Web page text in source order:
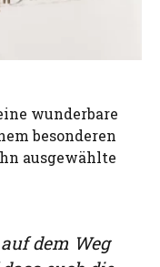
wunderbare
besonderen
ausgewählte
dem Weg